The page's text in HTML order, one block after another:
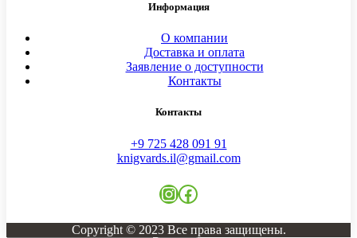
Информация
О компании
Доставка и оплата
Заявление о доступности
Контакты
Контакты
+9 725 428 091 91
knigvards.il@gmail.com
Instagram
Facebook
Copyright © 2023 Все права защищены.